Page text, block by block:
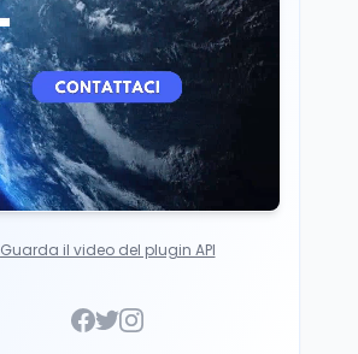
Guarda il video del plugin API